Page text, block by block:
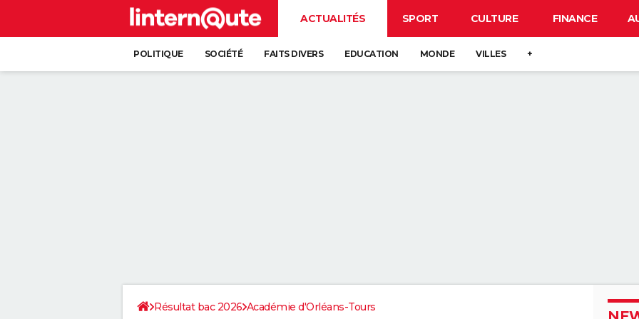
ACTUALITÉS SPORT CULTURE FINANCE
POLITIQUE SOCIÉTÉ FAITS DIVERS EDUCATION MONDE VILLES +
Résultat bac 2026 Académie d'Orléans-Tours